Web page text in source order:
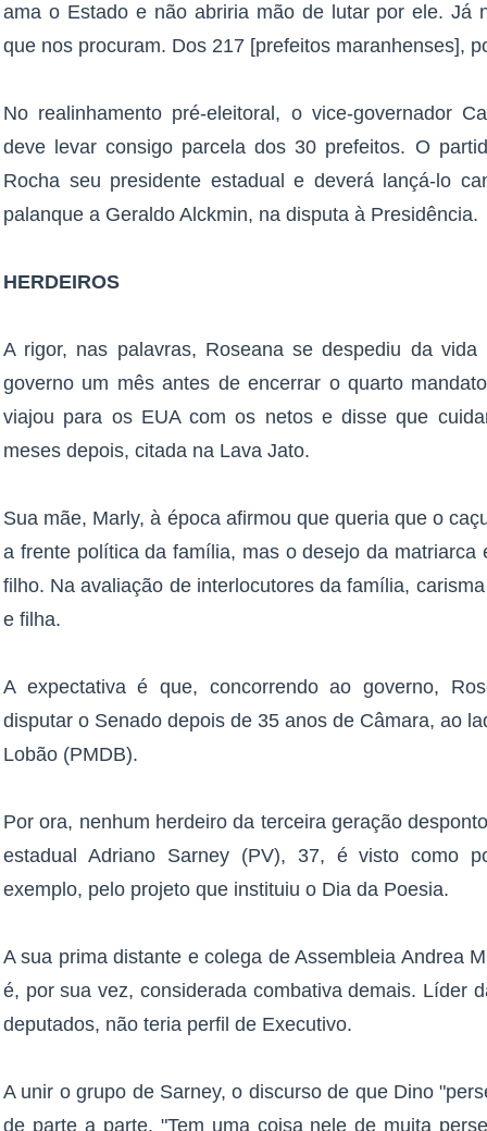
ama o Estado e não abriria mão de lutar por ele. Já
que nos procuram. Dos 217 [prefeitos maranhenses],
No realinhamento pré-eleitoral, o vice-governador
deve levar consigo parcela dos 30 prefeitos. O
Rocha seu presidente estadual e deverá lançá-lo
palanque a Geraldo Alckmin, na disputa à Presidência.
HERDEIROS
A rigor, nas palavras, Roseana se despediu da
governo um mês antes de encerrar o quarto
viajou para os EUA com os netos e disse que
meses depois, citada na Lava Jato.
Sua mãe, Marly, à época afirmou que queria que o
a frente política da família, mas o desejo da matriarca
filho. Na avaliação de interlocutores da família,
e filha.
A expectativa é que, concorrendo ao governo,
disputar o Senado depois de 35 anos de Câmara, ao
Lobão (PMDB).
Por ora, nenhum herdeiro da terceira geração
estadual Adriano Sarney (PV), 37, é visto como
exemplo, pelo projeto que instituiu o Dia da Poesia.
A sua prima distante e colega de Assembleia Andrea
é, por sua vez, considerada combativa demais. Líder
deputados, não teria perfil de Executivo.
A unir o grupo de Sarney, o discurso de que Dino
de parte a parte. "Tem uma coisa nele de muita